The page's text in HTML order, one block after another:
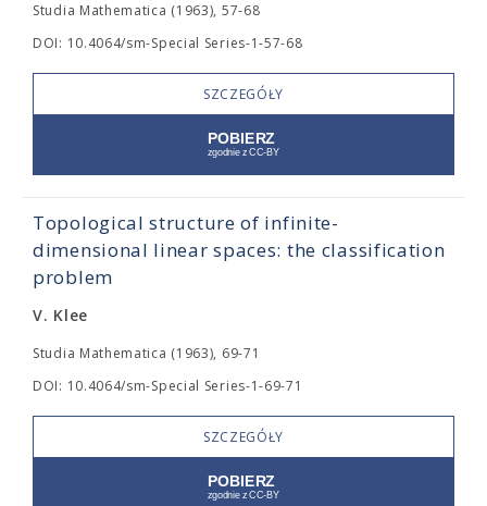
Studia Mathematica (1963), 57-68
DOI: 10.4064/sm-Special Series-1-57-68
SZCZEGÓŁY
Topological structure of infinite-
dimensional linear spaces: the classification
problem
V. Klee
Studia Mathematica (1963), 69-71
DOI: 10.4064/sm-Special Series-1-69-71
SZCZEGÓŁY